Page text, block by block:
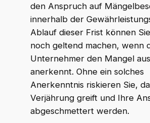
den Anspruch auf
innerhalb der
Ablauf dieser Frist können
noch geltend machen, wenn
Unternehmer den Mangel
anerkennt. Ohne ein solches
Anerkenntnis riskieren Sie,
Verjährung greift und Ihre
abgeschmettert werden.